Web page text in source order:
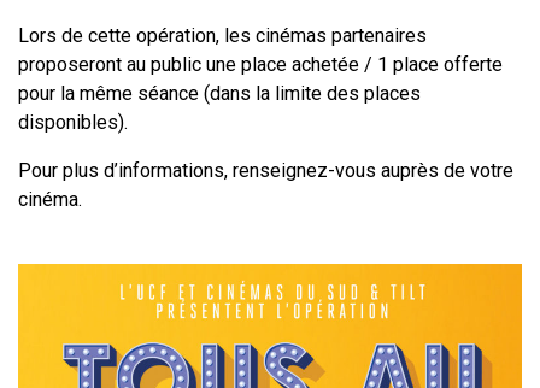
Lors de cette opération, les cinémas partenaires
proposeront au public une place achetée / 1 place offerte
pour la même séance (dans la limite des places
disponibles).
Pour plus d’informations, renseignez-vous auprès de votre
cinéma.